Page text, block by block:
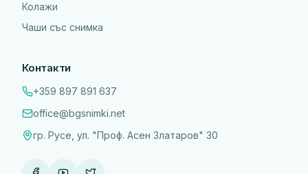
Колажи
Чаши със снимка
Контакти
+359 897 891 637
office@bgsnimki.net
гр. Русе, ул. "Проф. Асен Златаров" 30